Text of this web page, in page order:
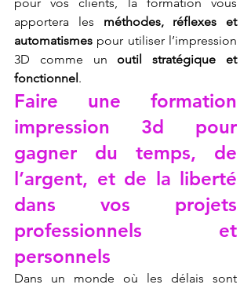
apportera les méthodes, réflexes et
automatismes pour utiliser l’impression
3D comme un outil stratégique et
fonctionnel.
Faire une formation
impression 3d pour
gagner du temps, de
l’argent, et de la liberté
dans vos projets
professionnels et
personnels
Dans un monde où les délais sont